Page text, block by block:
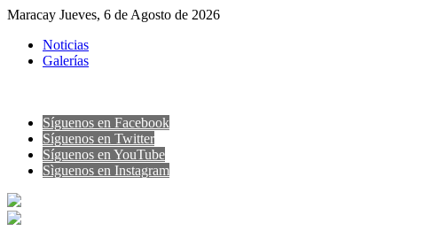
Maracay Jueves, 6 de Agosto de 2026
Noticias
Galerías
Síguenos en Facebook
Síguenos en Twitter
Síguenos en YouTube
Sìguenos en Instagram